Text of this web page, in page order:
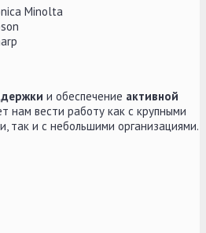
Minolta
и обеспечение активной
нам вести работу как с крупными
так и с небольшими организациями.